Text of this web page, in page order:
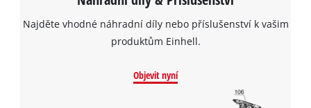
Najděte vhodné náhradní díly nebo příslušenství k vašim
produktům Einhell.
Objevit nyní